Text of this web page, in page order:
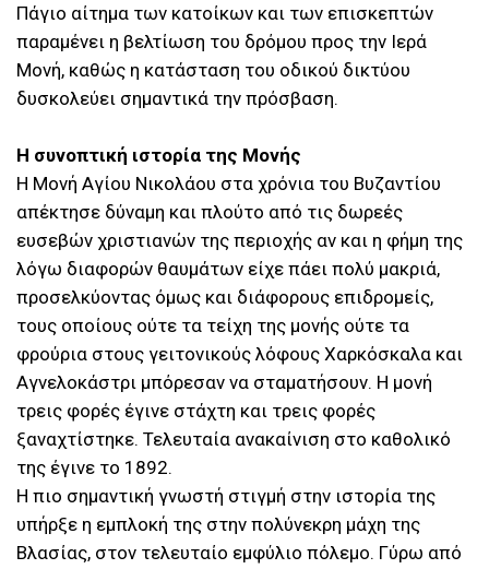
Πάγιο αίτημα των κατοίκων και των επισκεπτών
παραμένει η βελτίωση του δρόμου προς την Ιερά
Μονή, καθώς η κατάσταση του οδικού δικτύου
δυσκολεύει σημαντικά την πρόσβαση.
Η συνοπτική ιστορία της Μονής
Η Μονή Αγίου Νικολάου στα χρόνια του Βυζαντίου
απέκτησε δύναμη και πλούτο από τις δωρεές
ευσεβών χριστιανών της περιοχής αν και η φήμη της
λόγω διαφορών θαυμάτων είχε πάει πολύ μακριά,
προσελκύοντας όμως και διάφορους επιδρομείς,
τους οποίους ούτε τα τείχη της μονής ούτε τα
φρούρια στους γειτονικούς λόφους Χαρκόσκαλα και
Αγνελοκάστρι μπόρεσαν να σταματήσουν. Η μονή
τρεις φορές έγινε στάχτη και τρεις φορές
ξαναχτίστηκε. Τελευταία ανακαίνιση στο καθολικό
της έγινε το 1892.
Η πιο σημαντική γνωστή στιγμή στην ιστορία της
υπήρξε η εμπλοκή της στην πολύνεκρη μάχη της
Βλασίας, στον τελευταίο εμφύλιο πόλεμο. Γύρω από